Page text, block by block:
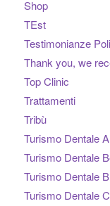
Shop
TEst
Testimonianze
Thank you, we
Top Clinic
Trattamenti
Tribù
Turismo Dentale
Turismo Dentale
Turismo Dentale
Turismo Dentale